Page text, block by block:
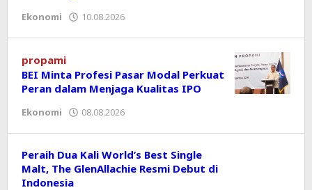
Ekonomi 10.08.2026
propami
BEI Minta Profesi Pasar Modal Perkuat
Peran dalam Menjaga Kualitas IPO
Ekonomi 08.08.2026
Peraih Dua Kali World’s Best Single
Malt, The GlenAllachie Resmi Debut di
Indonesia